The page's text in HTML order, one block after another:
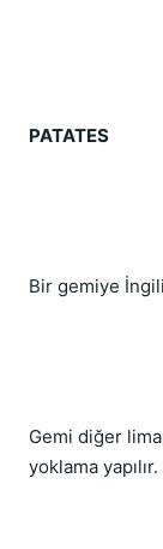
PATATES
Bir gemiye
Gemi diğer
yoklama yapılır.